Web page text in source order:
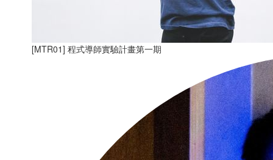
[MTR01] 程式導師實驗計畫第一期